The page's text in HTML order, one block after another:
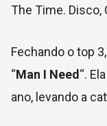
The Time. Disco,
Fechando o top
“Man I Need “.
ano, levando a